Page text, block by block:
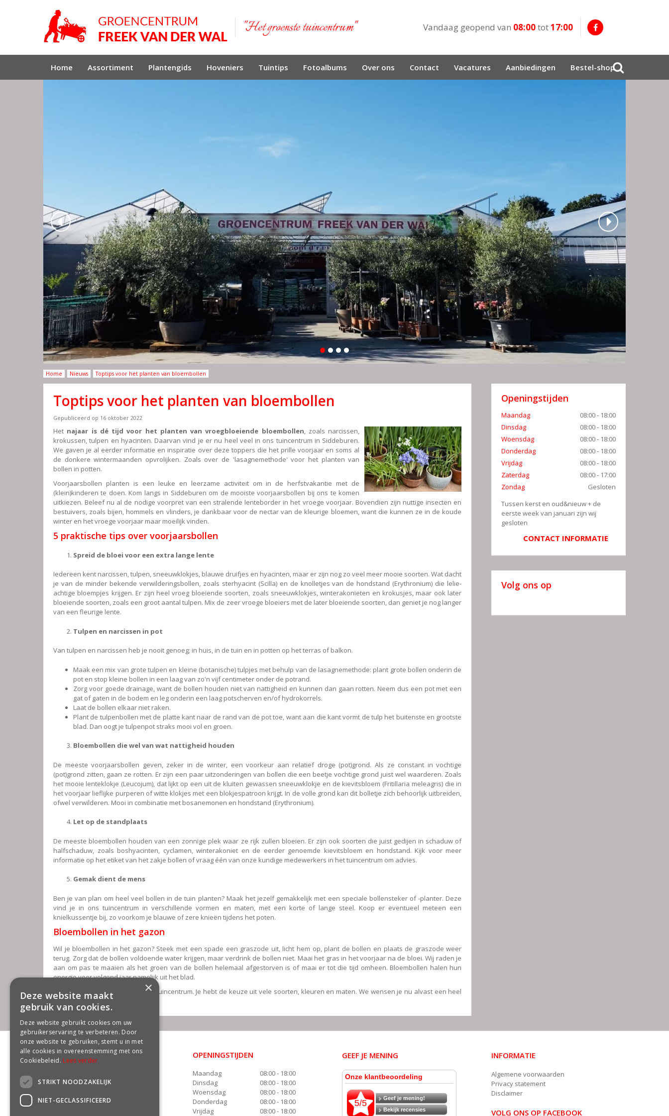
Home Nieuws Toptips voor het planten van bloembollen
"Het groenste tuincentrum" Vandaag geopend van 08:00tot17:00
Home Assortiment Plantengids Hoveniers Tuintips Fotoalbums Over ons Contact Vacatures Aanbiedingen Bestel-shop
Toptips voor het planten van bloembollen
Gepubliceerd op 16 oktober 2022
Het najaar is dé tijd voor het planten van vroegbloeiende bloembollen, zoals narcissen,
krokussen, tulpen en hyacinten. Daarvan vind je er nu heel veel in ons tuincentrum in Siddeburen.
We gaven je al eerder informatie en inspiratie over deze toppers die het prille voorjaar en soms al
de donkere wintermaanden opvrolijken. Zoals over de 'lasagnemethode' voor het planten van
bollen in potten.
Voorjaarsbollen planten is een leuke en leerzame activiteit om in de herfstvakantie met de
(klein)kinderen te doen. Kom langs in Siddeburen om de mooiste voorjaarsbollen bij ons te komen
uitkiezen. Beleef nu al de nodige voorpret van een stralende lenteborder in het vroege voorjaar. Bovendien zijn nuttige insecten en
bestuivers, zoals bijen, hommels en vlinders, je dankbaar voor de nectar van de kleurige bloemen, want die kunnen ze in de koude
winter en het vroege voorjaar maar moeilijk vinden.
5 praktische tips over voorjaarsbollen
Spreid de bloei voor een extra lange lente
Iedereen kent narcissen, tulpen, sneeuwklokjes, blauwe druifjes en hyacinten, maar er zijn nog zo veel meer mooie soorten. Wat dacht
je van de minder bekende verwilderingsbollen, zoals sterhyacint (Scilla) en de knolletjes van de hondstand (Erythronium) die lelie-
achtige bloempjes krijgen. Er zijn heel vroeg bloeiende soorten, zoals sneeuwklokjes, winterakonieten en krokusjes, maar ook later
bloeiende soorten, zoals een groot aantal tulpen. Mix de zeer vroege bloeiers met de later bloeiende soorten, dan geniet je nog langer
van een fleurige lente.
Tulpen en narcissen in pot
Van tulpen en narcissen heb je nooit genoeg; in huis, in de tuin en in potten op het terras of balkon.
Maak een mix van grote tulpen en kleine (botanische) tulpjes met behulp van de lasagnemethode: plant grote bollen onderin de
pot en stop kleine bollen in een laag van zo'n vijf centimeter onder de potrand.
Zorg voor goede drainage, want de bollen houden niet van nattigheid en kunnen dan gaan rotten. Neem dus een pot met een
gat of gaten in de bodem en leg onderin een laag potscherven en/of hydrokorrels.
Laat de bollen elkaar niet raken.
Plant de tulpenbollen met de platte kant naar de rand van de pot toe, want aan die kant vormt de tulp het buitenste en grootste
blad. Dan oogt je tulpenpot straks mooi vol en groen.
Bloembollen die wel van wat nattigheid houden
De meeste voorjaarsbollen geven, zeker in de winter, een voorkeur aan relatief droge (pot)grond. Als ze constant in vochtige
(pot)grond zitten, gaan ze rotten. Er zijn een paar uitzonderingen van bollen die een beetje vochtige grond juist wel waarderen. Zoals
het mooie lenteklokje (Leucojum), dat lijkt op een uit de kluiten gewassen sneeuwklokje en de kievitsbloem (Fritillaria meleagris) die in
het voorjaar lieflijke purperen of witte klokjes met een blokjespatroon krijgt. In de volle grond kan dit bolletje zich behoorlijk uitbreiden,
ofwel verwilderen. Mooi in combinatie met bosanemonen en hondstand (Erythronium).
Let op de standplaats
De meeste bloembollen houden van een zonnige plek waar ze rijk zullen bloeien. Er zijn ook soorten die juist gedijen in schaduw of
halfschaduw, zoals boshyacinten, cyclamen, winterakoniet en de eerder genoemde kievitsbloem en hondstand. Kijk voor meer
informatie op het etiket van het zakje bollen of vraag één van onze kundige medewerkers in het tuincentrum om advies.
Gemak dient de mens
Ben je van plan om heel veel bollen in de tuin planten? Maak het jezelf gemakkelijk met een speciale bollensteker of -planter. Deze
vind je in ons tuincentrum in verschillende vormen en maten, met een korte of lange steel. Koop er eventueel meteen een
knielkussentje bij, zo voorkom je blauwe of zere knieën tijdens het poten.
Bloembollen in het gazon
Wil je bloembollen in het gazon? Steek met een spade een graszode uit, licht hem op, plant de bollen en plaats de graszode weer
terug. Zorg dat de bollen voldoende water krijgen, maar verdrink de bollen niet. Maai het gras in het voorjaar na de bloei. Wij raden je
aan om pas te maaien als het groen van de bollen helemaal afgestorven is of maai er tot die tijd omheen. Bloembollen halen hun
energie voor volgend jaar namelijk uit het blad.
Kom langs in ons frisse voorjaarstuincentrum. Je hebt de keuze uit vele soorten, kleuren en maten. We wensen je nu alvast een heel
fleurig en kleurig voorjaar!
Openingstijden
Maandag
08:00 - 18:00
Dinsdag
08:00 - 18:00
Woensdag
08:00 - 18:00
Donderdag
08:00 - 18:00
Vrijdag
08:00 - 18:00
Zaterdag
08:00 - 17:00
Zondag
Gesloten
Tussen kerst en oud&nieuw + de
eerste week van januari zijn wij
gesloten
CONTACT INFORMATIE
Volg ons op
CONTACT
Damsterweg 22a
Telefoon: 06 - 13135891
OPENINGSTIJDEN
Maandag
08:00 - 18:00
Dinsdag
08:00 - 18:00
Woensdag
08:00 - 18:00
Donderdag
08:00 - 18:00
Vrijdag
08:00 - 18:00
GEEF JE MENING INFORMATIE
Algemene voorwaarden
Privacy statement
Disclaimer
VOLG ONS OP FACEBOOK
×
Deze website maakt
gebruik van cookies.
Deze website gebruikt cookies om uw
gebruikerservaring te verbeteren. Door
onze website te gebruiken, stemt u in met
alle cookies in overeenstemming met ons
Cookiebeleid. Lees verder
STRIKT NOODZAKELIJK
NIET-GECLASSIFICEERD